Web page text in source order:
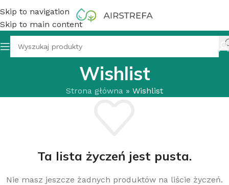
Skip to navigation
Skip to main content
Wishlist
Strona główna » Wishlist
Ta lista życzeń jest pusta.
Nie masz jeszcze żadnych produktów na liście życzeń.